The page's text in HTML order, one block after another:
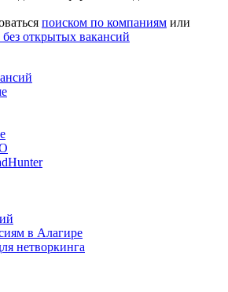
поиском по компаниям или
открытых вакансий
в Алагире
нетворкинга